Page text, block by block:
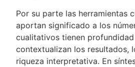
Por su parte las herramientas
aportan significado a los
cualitativos tienen
contextualizan los resultados,
riqueza interpretativa. En